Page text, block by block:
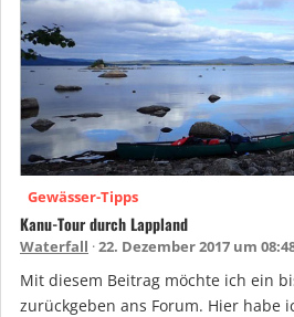
Gewässer-Tipps
Kanu-Tour durch Lappland
Waterfall 22. Dezember 2017 um
Mit diesem Beitrag möchte ich ein
zurückgeben ans Forum. Hier habe